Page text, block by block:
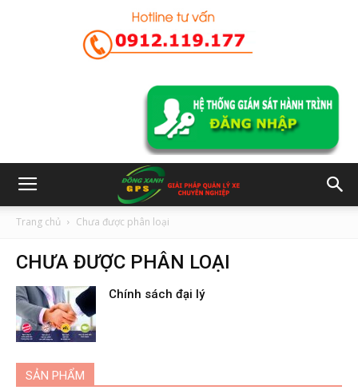
Trang chủ Chưa được phân loại
CHƯA ĐƯỢC PHÂN LOẠI
Chính sách đại lý
SẢN PHẨM